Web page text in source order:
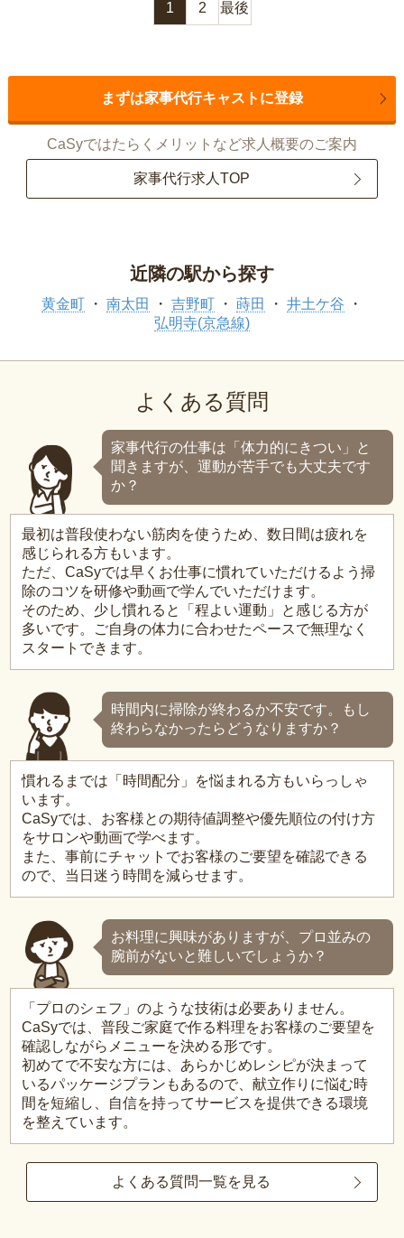
1 2 最後
まずは家事代行キャストに登録
CaSyではたらくメリットなど求人概要のご案内
家事代行求人TOP
近隣の駅から探す
黄金町 南太田 吉野町 蒔田
井土ケ谷
弘明寺(京急線)
よくある質問
家事代行の仕事は「体力的にきつい」と
聞きますが、運動が苦手でも大丈夫です
か？
最初は普段使わない筋肉を使うため、数日間は疲れを
感じられる方もいます。
ただ、CaSyでは早くお仕事に慣れていただけるよう掃
除のコツを研修や動画で学んでいただけます。
そのため、少し慣れると「程よい運動」と感じる方が
多いです。ご自身の体力に合わせたペースで無理なく
スタートできます。
時間内に掃除が終わるか不安です。もし
終わらなかったらどうなりますか？
慣れるまでは「時間配分」を悩まれる方もいらっしゃ
います。
CaSyでは、お客様との期待値調整や優先順位の付け方
をサロンや動画で学べます。
また、事前にチャットでお客様のご要望を確認できる
ので、当日迷う時間を減らせます。
お料理に興味がありますが、プロ並みの
腕前がないと難しいでしょうか？
「プロのシェフ」のような技術は必要ありません。
CaSyでは、普段ご家庭で作る料理をお客様のご要望を
確認しながらメニューを決める形です。
初めてで不安な方には、あらかじめレシピが決まって
いるパッケージプランもあるので、献立作りに悩む時
間を短縮し、自信を持ってサービスを提供できる環境
を整えています。
よくある質問一覧を見る